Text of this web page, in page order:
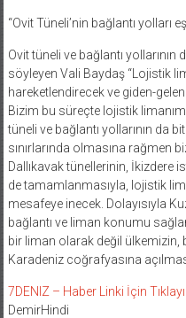
“Ovit Tüneli’nin bağlantı yolları
Ovit tüneli ve bağlantı
söyleyen Vali Baydaş “Lojistik
hareketlendirecek ve giden-
Bizim bu süreçte lojistik
tüneli ve bağlantı yollarının da
sınırlarında olmasına rağmen
Dallıkavak tünellerinin, İkizdere
de tamamlanmasıyla, lojistik
mesafeye inecek. Dolayısıyla
bağlantı ve liman konumu
bir liman olarak değil ülkemizin,
Karadeniz coğrafyasına
7DENIZ – Haber Linki İçin
DemirHindi